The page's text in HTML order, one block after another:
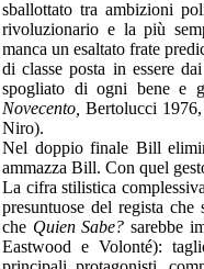
sballottato tra ambizioni
rivoluzionario e la più
manca un esaltato frate
di classe posta in essere
spogliato di ogni bene e
Novecento, Bertolucci 1976,
Niro).
Nel doppio finale Bill
ammazza Bill. Con quel
La cifra stilistica
presuntuose del regista
che Quien Sabe? sarebbe
Eastwood e Volonté):